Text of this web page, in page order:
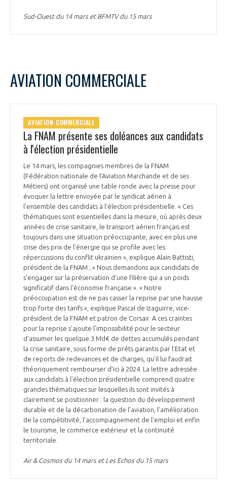
EMPLOI & FORMATION
DOCUMENTS & BROCHURES
Sud-Ouest du 14 mars et BFMTV du 15 mars
AVIATION COMMERCIALE
AVIATION COMMERCIALE
La FNAM présente ses doléances aux candidats
à l'élection présidentielle
Le 14 mars, les compagnies membres de la FNAM
(Fédération nationale de l'Aviation Marchande et de ses
Métiers) ont organisé une table ronde avec la presse pour
évoquer la lettre envoyée par le syndicat aérien à
l'ensemble des candidats à l'élection présidentielle. « Ces
thématiques sont essentielles dans la mesure, où après deux
années de crise sanitaire, le transport aérien français est
toujours dans une situation préoccupante, avec en plus une
crise des prix de l'énergie qui se profile avec les
répercussions du conflit ukrainien », explique Alain Battisti,
président de la FNAM ; « Nous demandons aux candidats de
s'engager sur la préservation d'une filière qui a un poids
significatif dans l'économie française ». « Notre
préoccupation est de ne pas casser la reprise par une hausse
trop forte des tarifs », explique Pascal de Izaguirre, vice-
président de la FNAM et patron de Corsair. A ces craintes
pour la reprise s'ajoute l'impossibilité pour le secteur
d'assumer les quelque 3 Md€ de dettes accumulés pendant
la crise sanitaire, sous forme de prêts garantis par l'Etat et
de reports de redevances et de charges, qu'il lui faudrait
théoriquement rembourser d'ici à 2024. La lettre adressée
aux candidats à l'élection présidentielle comprend quatre
grandes thématiques sur lesquelles ils sont invités à
clairement se positionner : la question du développement
durable et de la décarbonation de l'aviation, l’amélioration
de la compétitivité, l'accompagnement de l'emploi et enfin
le tourisme, le commerce extérieur et la continuité
territoriale.
Air & Cosmos du 14 mars et Les Echos du 15 mars